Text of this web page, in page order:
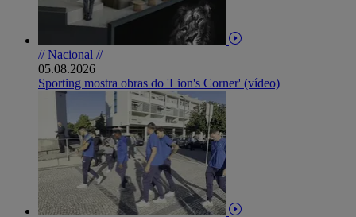
// Nacional //
05.08.2026
Sporting mostra obras do 'Lion's Corner' (vídeo)